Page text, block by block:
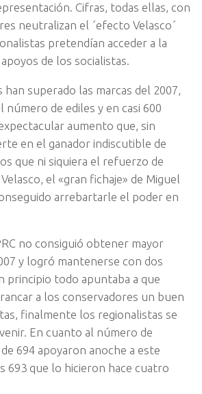
Cifras, todas ellas, con
neutralizan el ´efecto Velasco´
pretendían acceder a la
de los socialistas.
superado las marcas del 2007,
número de ediles y en casi 600
aumento que, sin
en el ganador indiscutible de
que ni siquiera el refuerzo de
el «gran fichaje» de Miguel
arrebartarle el poder en
no consiguió obtener mayor
y logró mantenerse con dos
principio todo apuntaba a que
a los conservadores un buen
finalmente los regionalistas se
En cuanto al número de
694 apoyaron anoche a este
693 que lo hicieron hace cuatro